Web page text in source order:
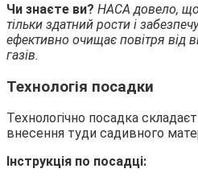
Чи знаєте ви? НАСА довело, що
тільки здатний рости і
ефективно очищає повітря від
газів.
Технологія посадки
Технологічно посадка
внесення туди садивного
Інструкція по посадці: